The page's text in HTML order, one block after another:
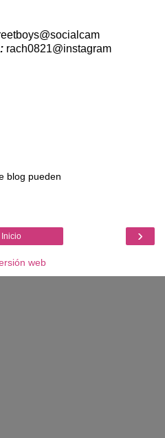
rach0821@instagram
blog pueden
›
Inicio
web